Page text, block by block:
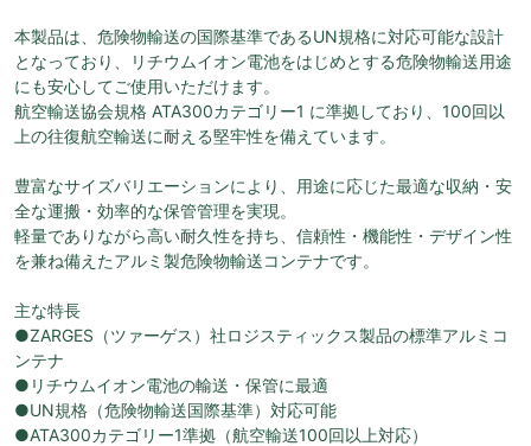
本製品は、危険物輸送の国際基準であるUN規格に対応可能な設計
となっており、リチウムイオン電池をはじめとする危険物輸送用途
にも安心してご使用いただけます。
航空輸送協会規格 ATA300カテゴリー1 に準拠しており、100回以
上の往復航空輸送に耐える堅牢性を備えています。
豊富なサイズバリエーションにより、用途に応じた最適な収納・安
全な運搬・効率的な保管管理を実現。
軽量でありながら高い耐久性を持ち、信頼性・機能性・デザイン性
を兼ね備えたアルミ製危険物輸送コンテナです。
主な特長
●ZARGES（ツァーゲス）社ロジスティックス製品の標準アルミコ
ンテナ
●リチウムイオン電池の輸送・保管に最適
●UN規格（危険物輸送国際基準）対応可能
●ATA300カテゴリー1準拠（航空輸送100回以上対応）